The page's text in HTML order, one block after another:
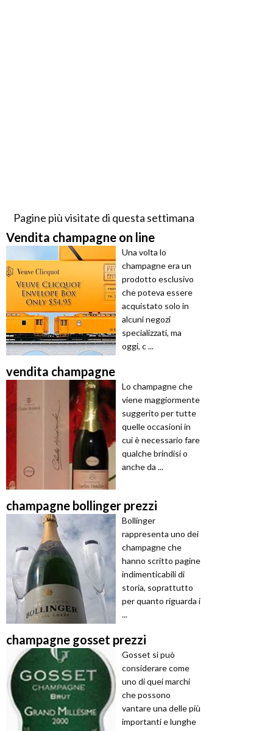
Pagine più visitate di questa settimana
Vendita champagne on line
Una volta lo
champagne era un
prodotto esclusivo
che poteva essere
acquistato solo in
alcuni negozi
specializzati, ma
oggi, c ...
vendita champagne
Lo champagne che
viene maggiormente
suggerito per tutte
quelle occasioni in
cui è necessario fare
qualche brindisi o
anche da ...
champagne bollinger prezzi
Bollinger
rappresenta uno dei
champagne che
hanno scritto pagine
indimenticabili di
storia, soprattutto
per quanto riguarda i
...
champagne gosset prezzi
Gosset si può
considerare come
uno di quei marchi
che possono
vantare una delle più
importanti e lunghe